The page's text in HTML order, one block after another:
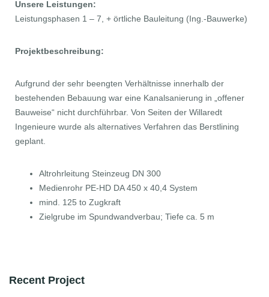
Unsere Leistungen:
Leistungsphasen 1 – 7, + örtliche Bauleitung (Ing.-Bauwerke)
Projektbeschreibung:
Aufgrund der sehr beengten Verhältnisse innerhalb der
bestehenden Bebauung war eine Kanalsanierung in „offener
Bauweise“ nicht durchführbar. Von Seiten der Willaredt
Ingenieure wurde als alternatives Verfahren das Berstlining
geplant.
Altrohrleitung Steinzeug DN 300
Medienrohr PE-HD DA 450 x 40,4 System
mind. 125 to Zugkraft
Zielgrube im Spundwandverbau; Tiefe ca. 5 m
Recent Project